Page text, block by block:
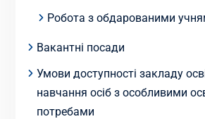
Робота з обдарованими
Вакантні посади
Умови доступності закладу
навчання осіб з особливими
потребами